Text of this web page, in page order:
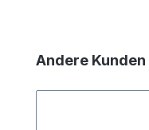
Produktgalerie
Andere